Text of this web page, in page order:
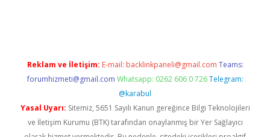
Reklam ve İletişim: E-mail: backlinkpaneli@gmail.com Teams:
forumhizmeti@gmail.com Whatsapp: 0262 606 0 726 Telegram:
@karabul
Yasal Uyarı: Sitemiz, 5651 Sayılı Kanun gereğince Bilgi Teknolojileri
ve İletişim Kurumu (BTK) tarafından onaylanmış bir Yer Sağlayıcı